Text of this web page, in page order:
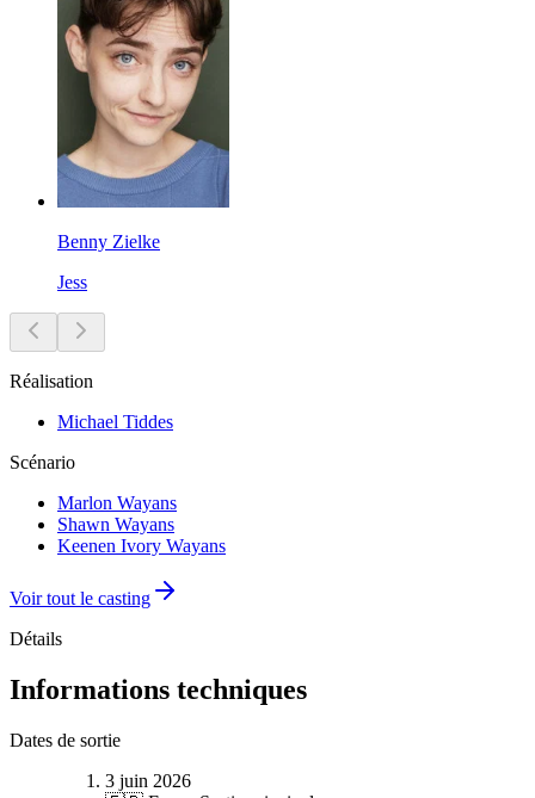
Benny Zielke
Jess
Réalisation
Michael Tiddes
Scénario
Marlon Wayans
Shawn Wayans
Keenen Ivory Wayans
Voir tout le casting
Détails
Informations techniques
Dates de sortie
3 juin 2026